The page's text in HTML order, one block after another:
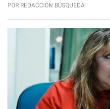
POR REDACCIÓN BÚSQUEDA